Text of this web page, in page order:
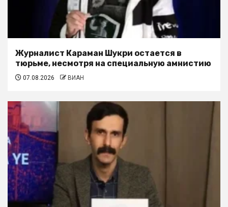
Журналист Караман Шукри остается в
тюрьме, несмотря на специальную амнистию
07.08.2026 ВИАН